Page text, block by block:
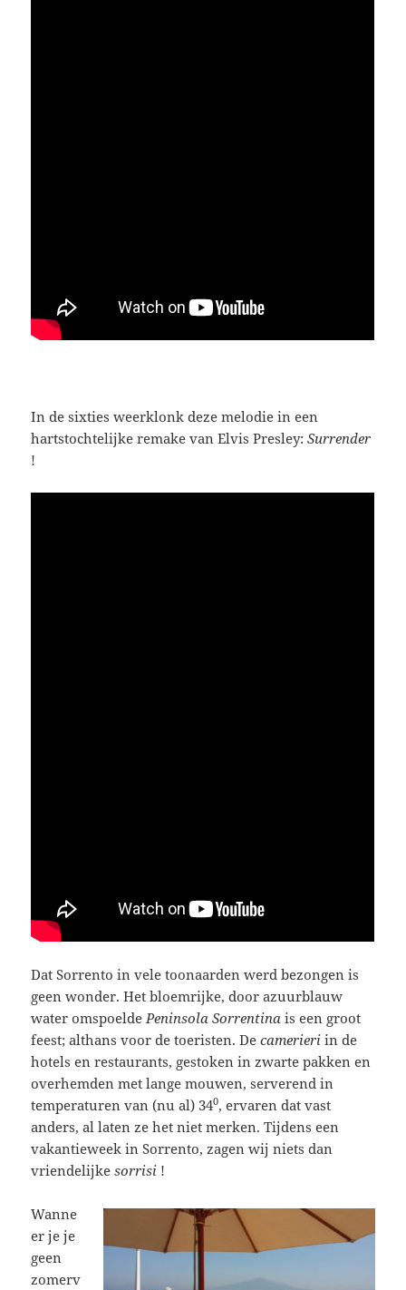
In de sixties weerklonk deze melodie in een
hartstochtelijke remake van Elvis Presley:Surrender
!
Dat Sorrento in vele toonaarden werd bezongen is
geen wonder. Het bloemrijke, door azuurblauw
water omspoeldePeninsola Sorrentina is een groot
feest; althans voor de toeristen. Decamerieriin de
hotels en restaurants, gestoken in zwarte pakken en
overhemden met lange mouwen, serverend in
temperaturen van (nu al) 340, ervaren dat vast
anders, al laten ze het niet merken. Tijdens een
vakantieweek in Sorrento, zagen wij niets dan
vriendelijkesorrisi !
Wanne
er je je
geen
zomerv